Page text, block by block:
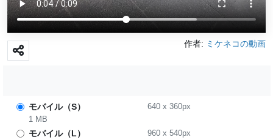
作者: ミケネコの動画
モバイル（S） 640x 360px
1 MB
モバイル（L） 960x 540px